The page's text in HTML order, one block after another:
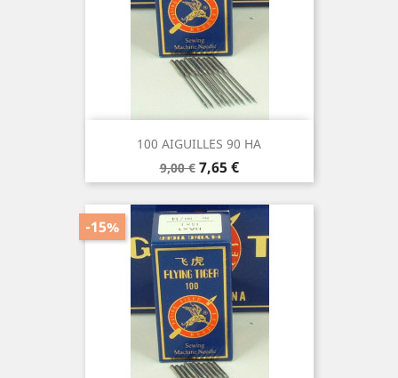
100 AIGUILLES 90 HA
Prix
de
base
9,00 € Prix
7,65 €
-15%